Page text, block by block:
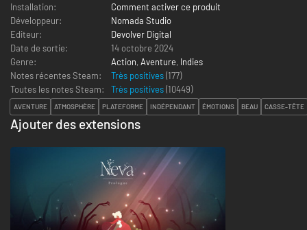
Installation:
Comment activer ce produit
Développeur:
Nomada Studio
Editeur:
Devolver Digital
Date de sortie:
14 octobre 2024
Genre:
Action, Aventure, Indies
Notes récentes Steam:
Très positives(177)
Toutes les notes Steam:
Très positives(10449)
AVENTURE ATMOSPHÈRE PLATEFORME INDÉPENDANT ÉMOTIONS BEAU CASSE-TÊTE
Ajouter des extensions